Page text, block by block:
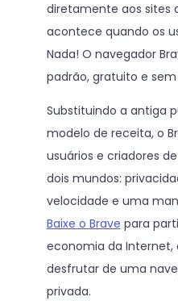
diretamente aos sites
acontece quando os
Nada! O navegador
padrão, gratuito e
Substituindo a antiga
modelo de receita, o
usuários e criadores
dois mundos:
velocidade e uma
Baixe o Brave para
economia da Internet,
desfrutar de uma
privada.